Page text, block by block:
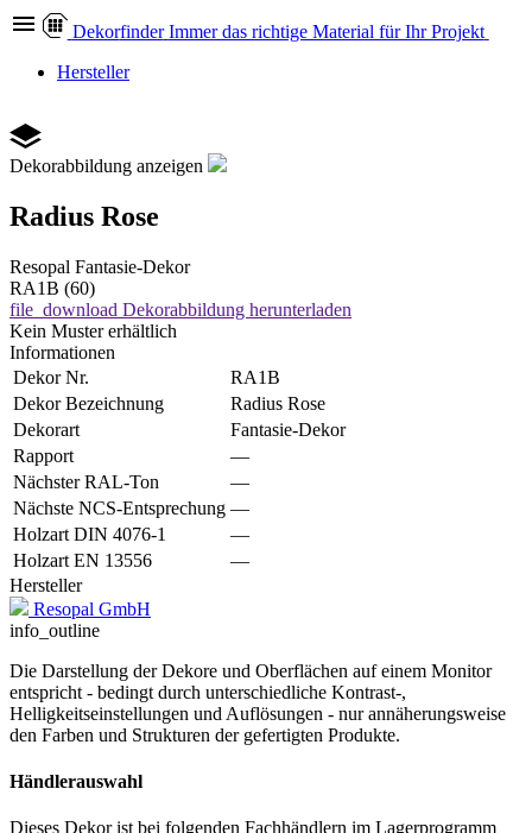
Dekorfinder Immer das richtige Material für Ihr Projekt
Hersteller
Dekorabbildung anzeigen
Radius Rose
Resopal Fantasie-Dekor
RA1B (60)
file_download Dekorabbildung herunterladen
Kein Muster erhältlich
Informationen
Dekor Nr.
RA1B
Dekor Bezeichnung
Radius Rose
Dekorart
Fantasie-Dekor
Rapport
—
Nächster RAL-Ton
—
Nächste NCS-Entsprechung —
Holzart DIN 4076-1
—
Holzart EN 13556
—
Hersteller
Resopal GmbH
info_outline
Die Darstellung der Dekore und Oberflächen auf einem Monitor
entspricht - bedingt durch unterschiedliche Kontrast-,
Helligkeitseinstellungen und Auflösungen - nur annäherungsweise
den Farben und Strukturen der gefertigten Produkte.
Händlerauswahl
Dieses Dekor ist bei folgenden Fachhändlern im Lagerprogramm